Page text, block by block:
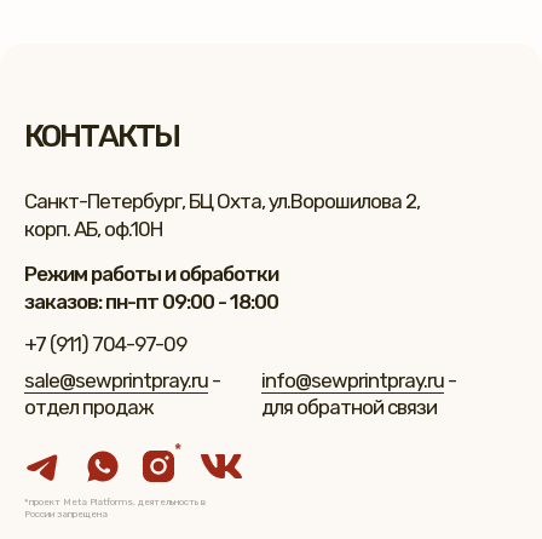
Санкт-Петербург, БЦ Охта, ул.Ворошилова 2,
корп. АБ, оф.10Н
+7 (911) 704-97-09
sale@sewprintpray.ru -
отдел продаж
Режим работы и обработки
заказов: пн-пт 09:00 - 18:00
КОНТАКТЫ
*проект Meta Platforms, деятельность в
России запрещена
*
info@sewprintpray.ru -
для обратной связи